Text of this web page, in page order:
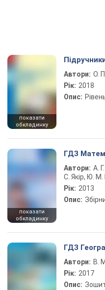
показати
обкладинку
Автори: О.
Рік: 2018
Опис:
показати
обкладинку
ГДЗ
Автори: А.
С. Якір, Ю. М.
Рік: 2013
Опис:
ГДЗ
Автори: В.
Рік: 2017
Опис: